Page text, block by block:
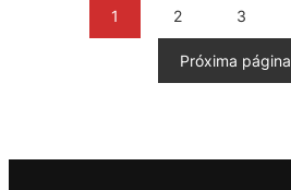
1 2 3
Próxima página